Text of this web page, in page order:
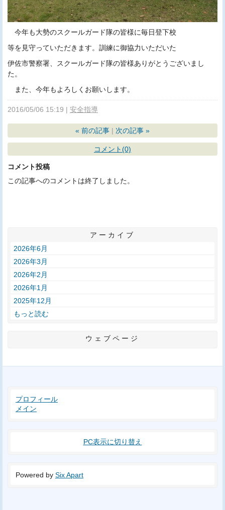
今年も大勢のスクールガード隊の皆様に毎日登下校
等を見守っていただきます。訓練に御協力いただいた
伊佐市警察署、スクールガード隊の皆様ありがとうございまし
た。
また、今年もよろしくお願いします。
2016/05/06 15:19 安全指導
« 前の記事 次の記事 »
コメント(0)
コメント投稿
この記事へのコメントは終了しました。
アーカイブ
2026年6月
2026年3月
2026年2月
2026年1月
2025年12月
もっと読む
ウェブページ
プロフィール
メイン
PC表示に切り替え
Powered by Six Apart